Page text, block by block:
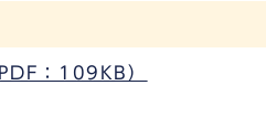
：109KB）